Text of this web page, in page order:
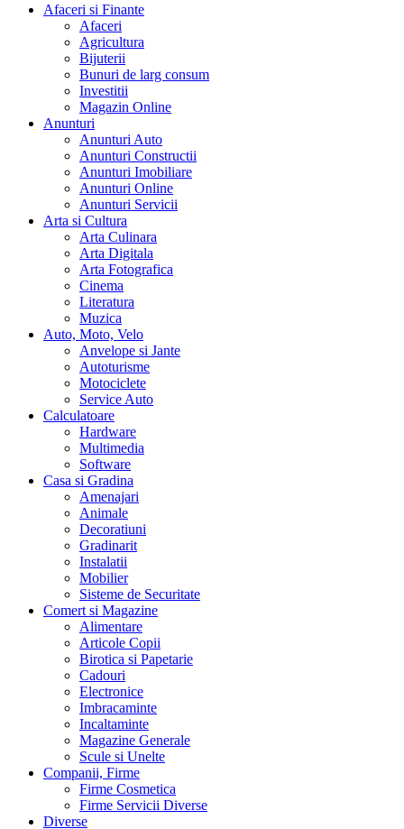
Afaceri si Finante
Afaceri
Agricultura
Bijuterii
Bunuri de larg consum
Investitii
Magazin Online
Anunturi
Anunturi Auto
Anunturi Constructii
Anunturi Imobiliare
Anunturi Online
Anunturi Servicii
Arta si Cultura
Arta Culinara
Arta Digitala
Arta Fotografica
Cinema
Literatura
Muzica
Auto, Moto, Velo
Anvelope si Jante
Autoturisme
Motociclete
Service Auto
Calculatoare
Hardware
Multimedia
Software
Casa si Gradina
Amenajari
Animale
Decoratiuni
Gradinarit
Instalatii
Mobilier
Sisteme de Securitate
Comert si Magazine
Alimentare
Articole Copii
Birotica si Papetarie
Cadouri
Electronice
Imbracaminte
Incaltaminte
Magazine Generale
Scule si Unelte
Companii, Firme
Firme Cosmetica
Firme Servicii Diverse
Diverse